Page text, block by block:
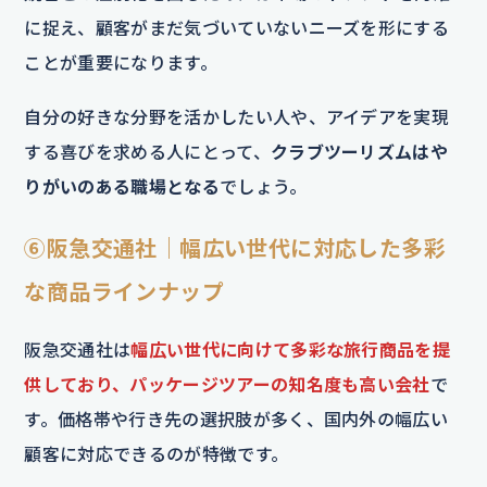
に捉え、顧客がまだ気づいていないニーズを形にする
ことが重要になります。
自分の好きな分野を活かしたい人や、アイデアを実現
する喜びを求める人にとって、 クラブツーリズムはや
りがいのある職場となるでしょう。
⑥阪急交通社｜幅広い世代に対応した多彩
な商品ラインナップ
阪急交通社は幅広い世代に向けて多彩な旅行商品を提
供しており、パッケージツアーの知名度も高い会社で
す。価格帯や行き先の選択肢が多く、国内外の幅広い
顧客に対応できるのが特徴です。